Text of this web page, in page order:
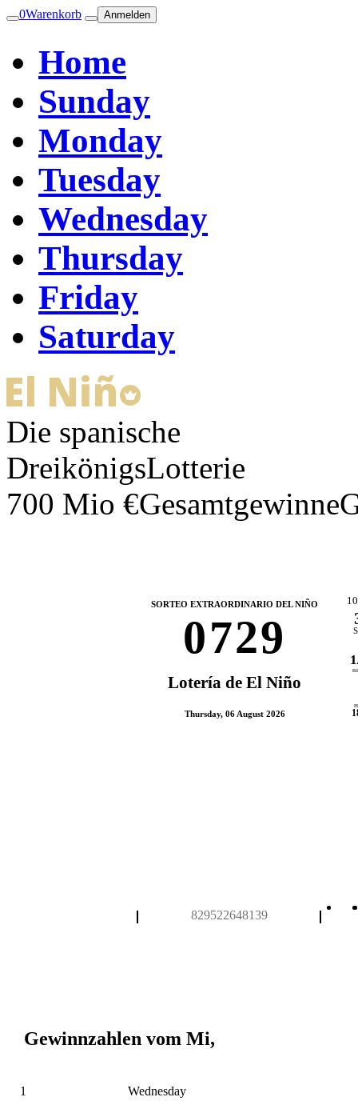
0Warenkorb Anmelden
Home
Sunday
Monday
Tuesday
Wednesday
Thursday
Friday
Saturday
Die spanische
DreikönigsLotterie
700 Mio €Gesamtgewinne
829522648139
SORTEO EXTRAORDINARIO DEL NIÑO
0729
Lotería de El Niño
Thursday, 06 August 2026
Gewinnzahlen vom Mi,
1
Wednesday